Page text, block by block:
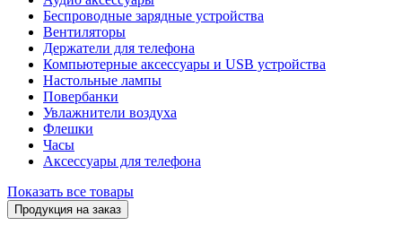
Беспроводные зарядные устройства
Вентиляторы
Держатели для телефона
Компьютерные аксессуары и USB устройства
Настольные лампы
Повербанки
Увлажнители воздуха
Флешки
Часы
Аксессуары для телефона
Показать все товары
Продукция на заказ